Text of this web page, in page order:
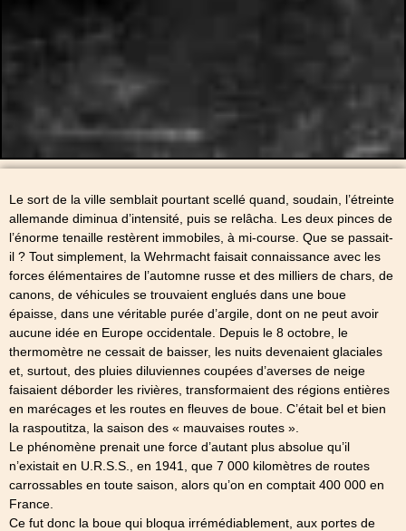
Le sort de la ville semblait pourtant scellé quand, soudain, l’étreinte
allemande diminua d’intensité, puis se relâcha. Les deux pinces de
l’énorme tenaille restèrent immobiles, à mi-course. Que se passait-
il ? Tout simplement, la Wehrmacht faisait connaissance avec les
forces élémentaires de l’automne russe et des milliers de chars, de
canons, de véhicules se trouvaient englués dans une boue
épaisse, dans une véritable purée d’argile, dont on ne peut avoir
aucune idée en Europe occidentale. Depuis le 8 octobre, le
thermomètre ne cessait de baisser, les nuits devenaient glaciales
et, surtout, des pluies diluviennes coupées d’averses de neige
faisaient déborder les rivières, transformaient des régions entières
en marécages et les routes en fleuves de boue. C’était bel et bien
la raspoutitza, la saison des « mauvaises routes ».
Le phénomène prenait une force d’autant plus absolue qu’il
n’existait en U.R.S.S., en 1941, que 7 000 kilomètres de routes
carrossables en toute saison, alors qu’on en comptait 400 000 en
France.
Ce fut donc la boue qui bloqua irrémédiablement, aux portes de